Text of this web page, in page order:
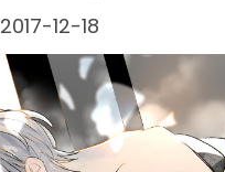
2017-12-18